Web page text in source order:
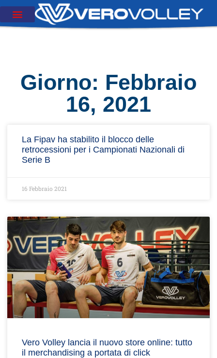
Giorno: Febbraio
16, 2021
La Fipav ha stabilito il blocco delle
retrocessioni per i Campionati Nazionali di
Serie B
16 Febbraio 2021
Vero Volley lancia il nuovo store online: tutto
il merchandising a portata di click